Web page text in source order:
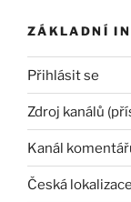
ZÁKLADNÍ
Přihlásit se
Zdroj kanálů
Kanál
Česká lokalizace